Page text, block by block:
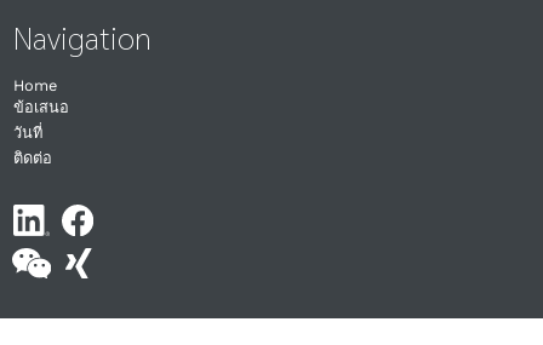
Navigation
Home
ข้อเสนอ
วันที่
ติดต่อ